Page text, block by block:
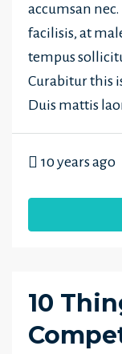
accumsan
facilisis, at
tempus
Curabitur this
Duis mattis
10 years ago
10